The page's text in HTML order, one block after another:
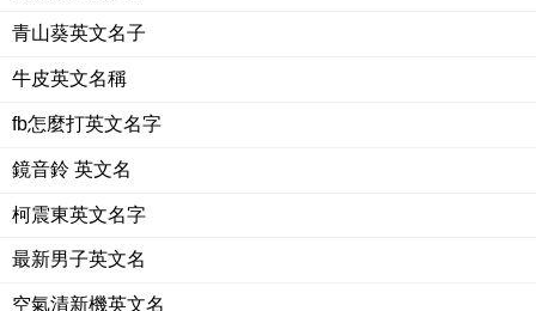
青山葵英文名子
牛皮英文名稱
fb怎麼打英文名字
鏡音鈴 英文名
柯震東英文名字
最新男子英文名
空氣清新機英文名